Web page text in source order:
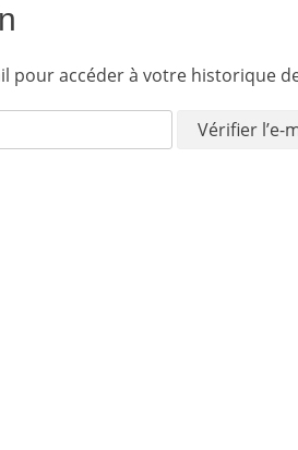
pour accéder à votre historique